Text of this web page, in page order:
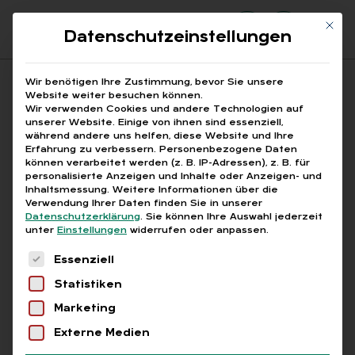
Suchfeld
Suchen
Breadcrumb-Navigation
STARTSEITE BERUFSAUSBILDUNG
Alle Bei­trä­ge mit dem
Schlag­wort „Be­rufs­aus­
bil­dung“
Mit
Datenschutzeinstellungen
Wir benötigen Ihre Zustimmung, bevor Sie unsere
Website weiter besuchen können.
Wir verwenden Cookies und andere Technologien auf
unserer Website. Einige von ihnen sind essenziell,
während andere uns helfen, diese Website und Ihre
Erfahrung zu verbessern. Personenbezogene Daten
können verarbeitet werden (z. B. IP-Adressen), z. B. für
personalisierte Anzeigen und Inhalte oder Anzeigen- und
Inhaltsmessung. Weitere Informationen über die
Verwendung Ihrer Daten finden Sie in unserer
Datenschutzerklärung. Sie können Ihre Auswahl jederzeit
unter Einstellungen widerrufen oder anpassen.
Es folgt eine Liste der Service-Gruppen, für
Essenziell
Statistiken
Marketing
Externe Medien